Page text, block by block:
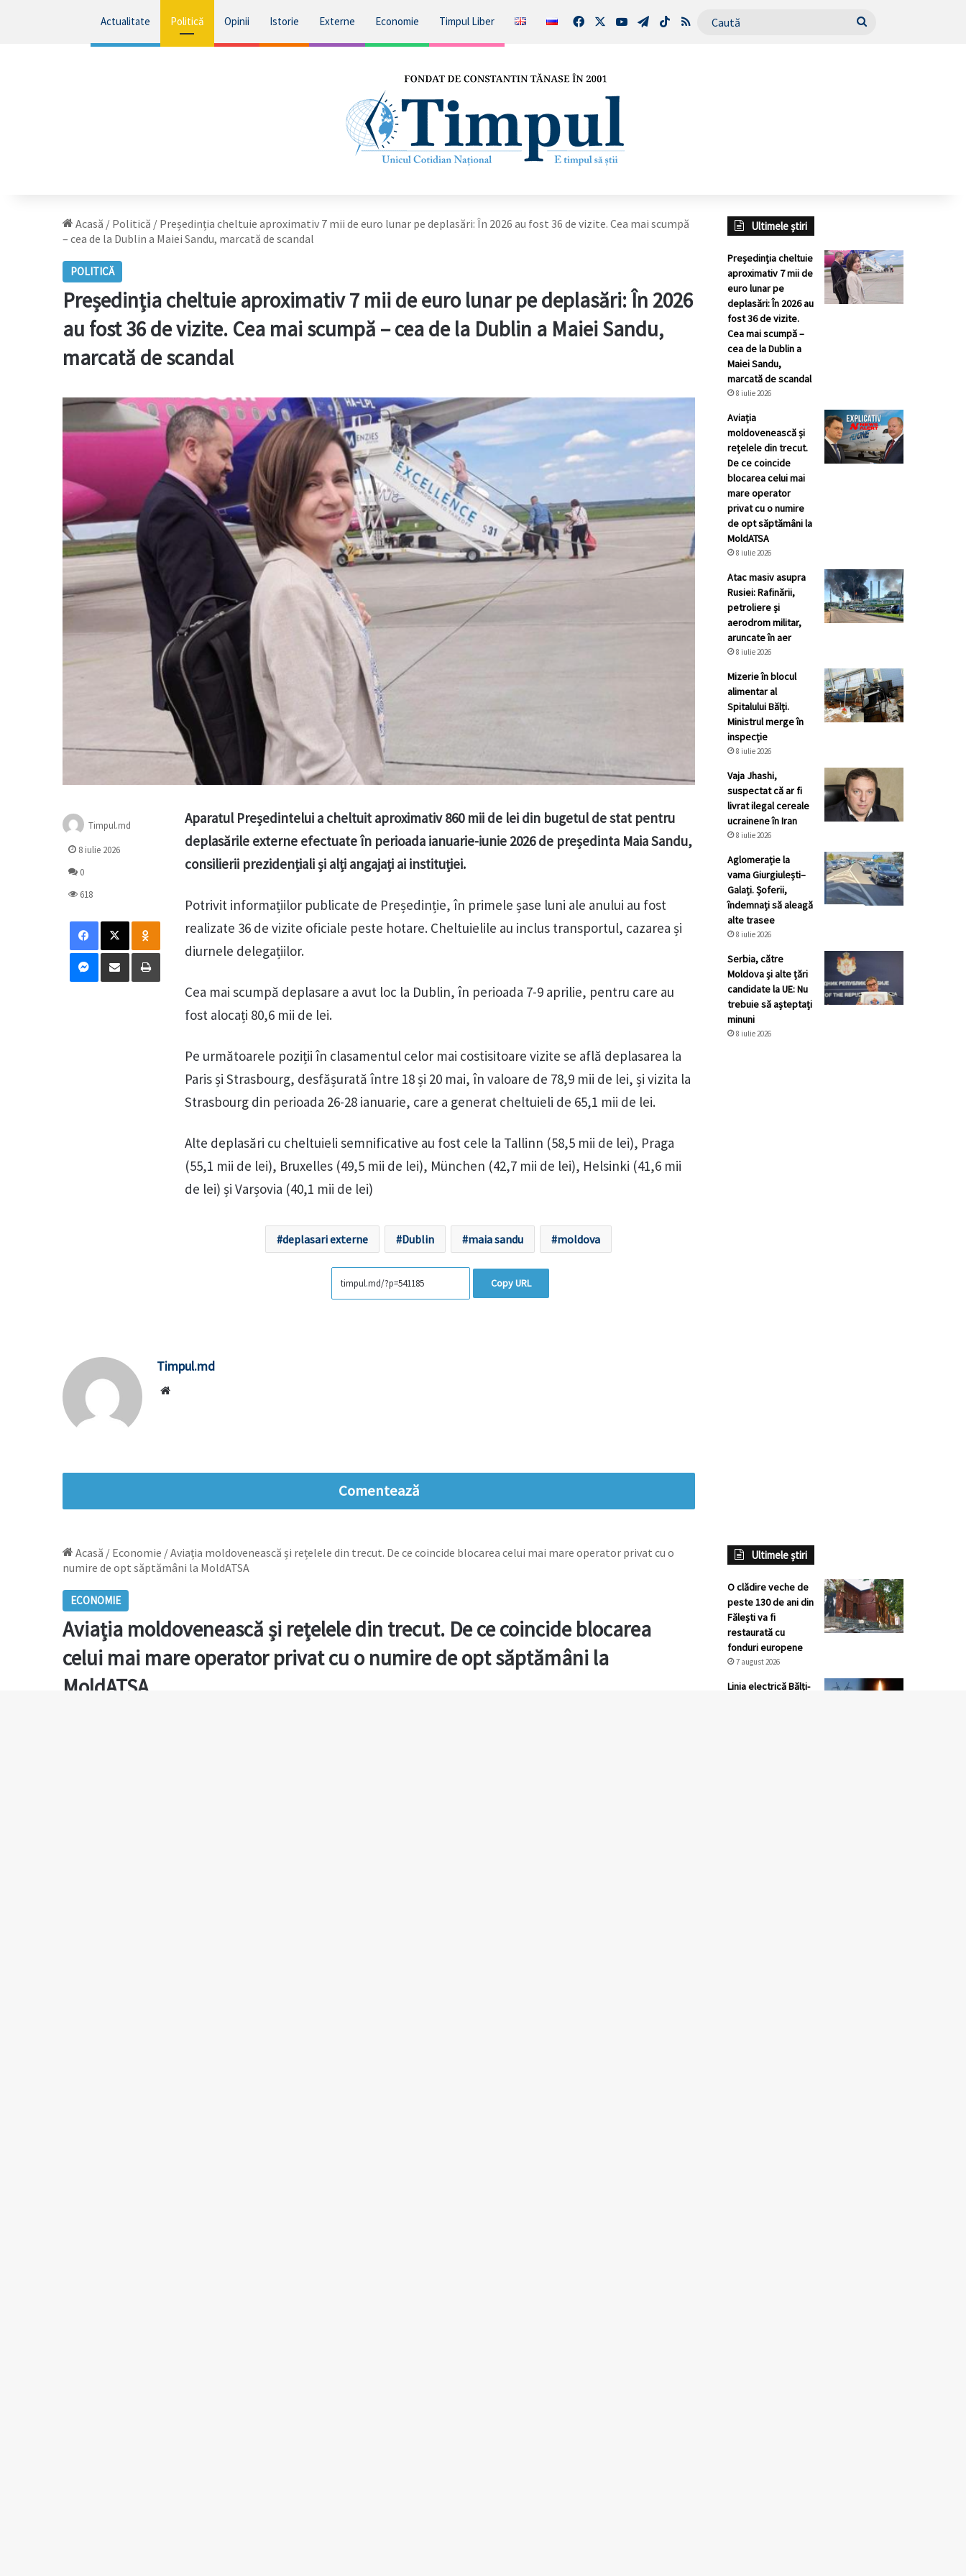
Actualitate Politică Opinii Istorie Externe Economie Timpul Liber FacebookYouTubeTelegram
TikTokRSS Caută
Acasă / Politică / Președinția cheltuie aproximativ 7 mii de euro lunar pe deplasări: În 2026 au fost 36 de vizite. Cea mai scumpă
– cea de la Dublin a Maiei Sandu, marcată de scandal
POLITICĂ
Președinția cheltuie aproximativ 7 mii de euro lunar pe deplasări: În 2026
au fost 36 de vizite. Cea mai scumpă – cea de la Dublin a Maiei Sandu,
marcată de scandal
Aparatul Președintelui a cheltuit aproximativ 860 mii de lei din bugetul de stat pentru
deplasările externe efectuate în perioada ianuarie-iunie 2026 de președinta Maia Sandu,
consilierii prezidențiali și alți angajați ai instituției.
Potrivit informațiilor publicate de Președinție, în primele șase luni ale anului au fost
realizate 36 de vizite oficiale peste hotare. Cheltuielile au inclus transportul, cazarea și
diurnele delegațiilor.
Cea mai scumpă deplasare a avut loc la Dublin, în perioada 7-9 aprilie, pentru care au
fost alocați 80,6 mii de lei.
Pe următoarele poziții în clasamentul celor mai costisitoare vizite se află deplasarea la
Paris și Strasbourg, desfășurată între 18 și 20 mai, în valoare de 78,9 mii de lei, și vizita la
Strasbourg din perioada 26-28 ianuarie, care a generat cheltuieli de 65,1 mii de lei.
Alte deplasări cu cheltuieli semnificative au fost cele la Tallinn (58,5 mii de lei), Praga
(55,1 mii de lei), Bruxelles (49,5 mii de lei), München (42,7 mii de lei), Helsinki (41,6 mii
de lei) și Varșovia (40,1 mii de lei)
deplasari externe Dublin maia sandu moldova
Copy URL
Timpul.md
8 iulie 2026
0
618
Facebook
X Odnoklassniki
Messenger
Distribuie prin mail Tipărește
Timpul.md
Comentează
Ultimele știri
Președinția cheltuie
aproximativ 7 mii de
euro lunar pe
deplasări: În 2026 au
fost 36 de vizite.
Cea mai scumpă –
cea de la Dublin a
Maiei Sandu,
marcată de scandal
8 iulie 2026
Aviația
moldovenească și
rețelele din trecut.
De ce coincide
blocarea celui mai
mare operator
privat cu o numire
de opt săptămâni la
MoldATSA
8 iulie 2026
Atac masiv asupra
Rusiei: Rafinării,
petroliere și
aerodrom militar,
aruncate în aer
8 iulie 2026
Mizerie în blocul
alimentar al
Spitalului Bălți.
Ministrul merge în
inspecție
8 iulie 2026
Vaja Jhashi,
suspectat că ar fi
livrat ilegal cereale
ucrainene în Iran
8 iulie 2026
Aglomerație la
vama Giurgiulești–
Galați. Șoferii,
îndemnați să aleagă
alte trasee
8 iulie 2026
Serbia, către
Moldova și alte țări
candidate la UE: Nu
trebuie să așteptați
minuni
8 iulie 2026